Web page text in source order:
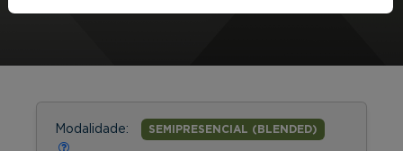
Modalidade: SEMIPRESENCIAL (BLENDED)